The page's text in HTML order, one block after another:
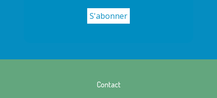
Contact